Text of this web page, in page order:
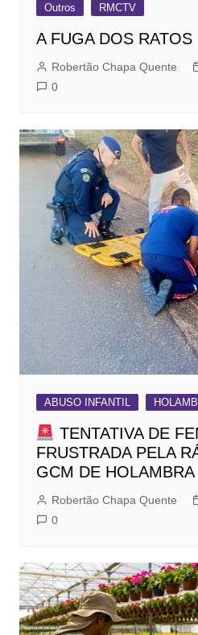
Outros
RMCTV
A FUGA DOS RATOS
Robertão Chapa Quente
0
ABUSO INFANTIL
TENTATIVA DE
FRUSTRADA PELA
GCM DE HOLAMBRA
Robertão Chapa Quente
0